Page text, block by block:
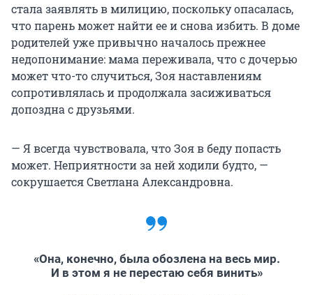
стала заявлять в милицию, поскольку опасалась,
что парень может найти ее и снова избить. В доме
родителей уже привычно началось прежнее
недопонимание: мама переживала, что с дочерью
может что-то случиться, Зоя наставлениям
сопротивлялась и продолжала засиживаться
допоздна с друзьями.
— Я всегда чувствовала, что Зоя в беду попасть
может. Неприятности за ней ходили будто, —
сокрушается Светлана Александровна.
«Она, конечно, была обозлена на весь мир.
И в этом я не перестаю себя винить»